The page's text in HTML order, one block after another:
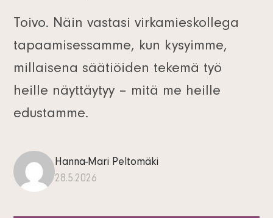
Toivo. Näin vastasi virkamieskollega
tapaamisessamme, kun kysyimme,
millaisena säätiöiden tekemä työ
heille näyttäytyy – mitä me heille
edustamme.
Hanna-Mari Peltomäki
28.5.2026